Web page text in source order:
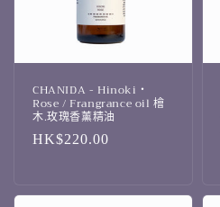
CHANIDA - Hinoki・
Rose / Frangrance oil 檜
木.玫瑰香薰精油
定
HK$220.00